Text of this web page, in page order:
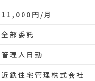
11,000円/月
全部委託
管理人日勤
近鉄住宅管理株式会社